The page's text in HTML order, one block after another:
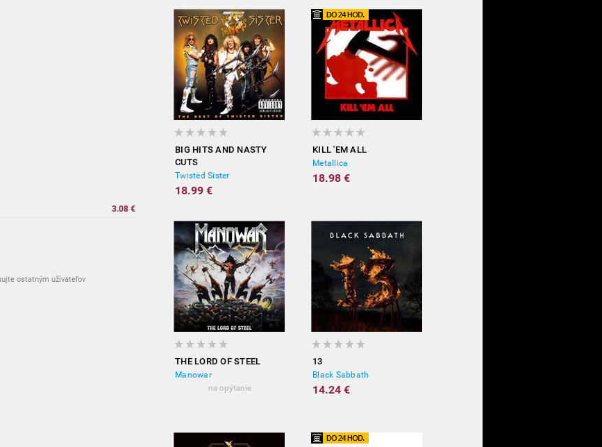
3.08 €
ostatným užívateľov
BIG HITS AND NASTY
CUTS
Twisted Sister
18.99 €
KILL 'EM ALL
Metallica
18.98 €
THE LORD OF STEEL
Manowar
na opýtanie
13
Black Sabbath
14.24 €